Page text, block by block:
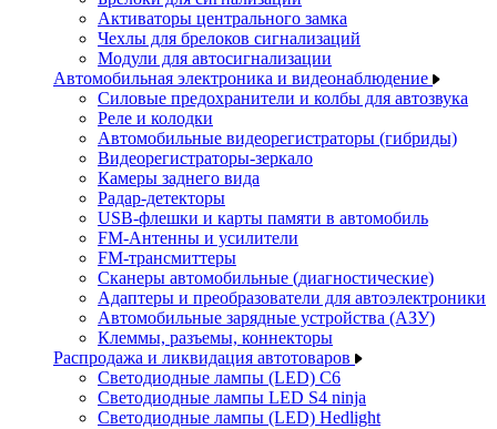
Активаторы центрального замка
Чехлы для брелоков сигнализаций
Модули для автосигнализации
Автомобильная электроника и видеонаблюдение
Силовые предохранители и колбы для автозвука
Реле и колодки
Автомобильные видеорегистраторы (гибриды)
Видеорегистраторы-зеркало
Камеры заднего вида
Радар-детекторы
USB-флешки и карты памяти в автомобиль
FM-Антенны и усилители
FM-трансмиттеры
Сканеры автомобильные (диагностические)
Адаптеры и преобразователи для автоэлектроники
Автомобильные зарядные устройства (АЗУ)
Клеммы, разъемы, коннекторы
Распродажа и ликвидация автотоваров
Светодиодные лампы (LED) C6
Светодиодные лампы LED S4 ninja
Светодиодные лампы (LED) Hedlight